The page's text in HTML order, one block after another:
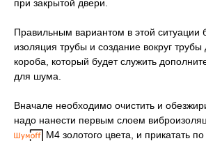
при закрытой двери.
Правильным вариантом в этой ситуации
изоляция трубы и создание вокруг трубы
короба, который будет служить
для шума.
Вначале необходимо очистить и
надо нанести первым слоем
М4 золотого цвета, и прикатать по